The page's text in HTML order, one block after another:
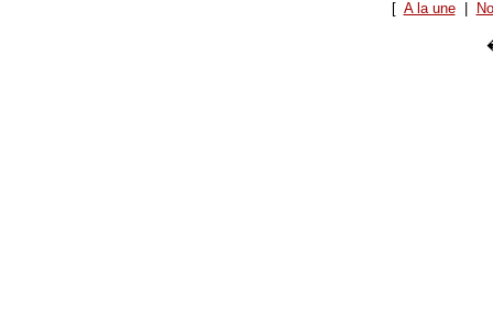
[ A la une|